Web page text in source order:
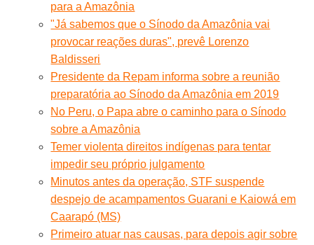
para a Amazônia
"Já sabemos que o Sínodo da Amazônia vai
provocar reações duras", prevê Lorenzo
Baldisseri
Presidente da Repam informa sobre a reunião
preparatória ao Sínodo da Amazônia em 2019
No Peru, o Papa abre o caminho para o Sínodo
sobre a Amazônia
Temer violenta direitos indígenas para tentar
impedir seu próprio julgamento
Minutos antes da operação, STF suspende
despejo de acampamentos Guarani e Kaiowá em
Caarapó (MS)
Primeiro atuar nas causas, para depois agir sobre